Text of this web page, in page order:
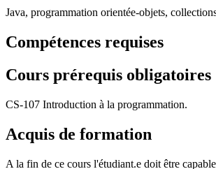
Java, programmation orientée-objets,
Compétences requises
Cours prérequis obligatoires
CS-107 Introduction à la programmation.
Acquis de formation
A la fin de ce cours l'étudiant.e doit être